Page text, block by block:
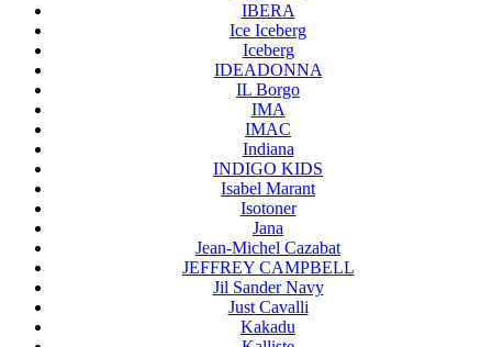
IBERA
Ice Iceberg
Iceberg
IDEADONNA
IL Borgo
IMA
IMAC
Indiana
INDIGO KIDS
Isabel Marant
Isotoner
Jana
Jean-Michel Cazabat
JEFFREY CAMPBELL
Jil Sander Navy
Just Cavalli
Kakadu